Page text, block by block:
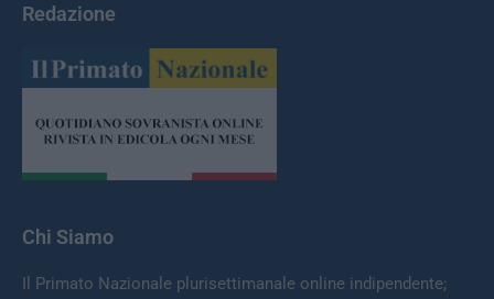
Redazione
Chi Siamo
Il Primato Nazionale plurisettimanale online indipendente;